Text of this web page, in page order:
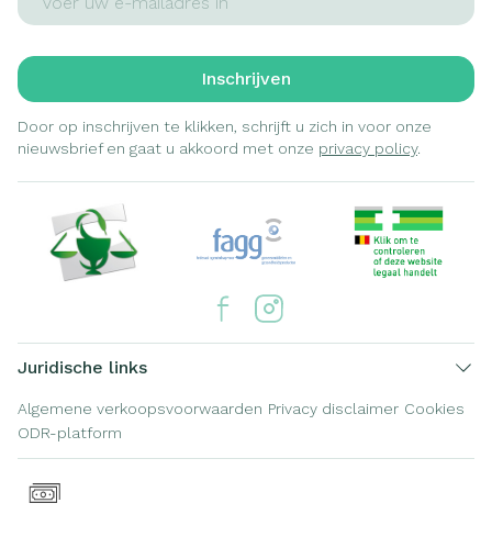
Inschrijven
Door op inschrijven te klikken, schrijft u zich in voor onze
nieuwsbrief en gaat u akkoord met onze privacy policy.
Juridische links
Algemene verkoopsvoorwaarden Privacy disclaimer Cookies
ODR-platform